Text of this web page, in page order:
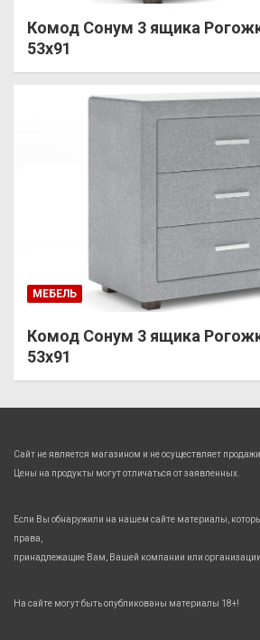
Комод Сонум 3 ящика
53х91
МЕБЕЛЬ
Комод Сонум 3 ящика
53х91
Сайт не является магазином и не осуществляет
Цены на продукты могут отличаться от заявленных.
Если Вы обнаружили на нашем сайте материалы,
права,
принадлежащие Вам, Вашей компании или
На сайте могут быть опубликованы материалы 18+!